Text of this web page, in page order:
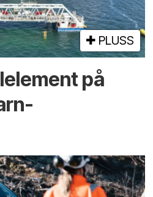
PLUSS
på